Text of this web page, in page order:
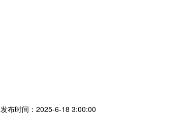
发布时间：2025-6-18 3:00:00